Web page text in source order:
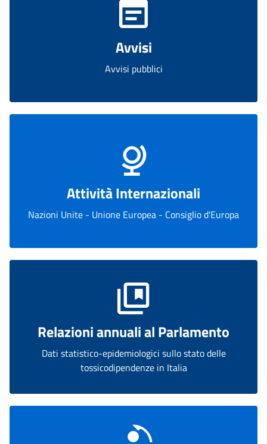
Avvisi
Avvisi pubblici
Attività Internazionali
Nazioni Unite - Unione Europea - Consiglio d'Europa
Relazioni annuali al Parlamento
Dati statistico-epidemiologici sullo stato delle
tossicodipendenze in Italia